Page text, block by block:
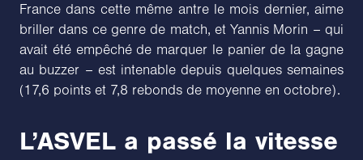
France dans cette même antre le mois dernier, aime
briller dans ce genre de match, et Yannis Morin – qui
avait été empêché de marquer le panier de la gagne
au buzzer – est intenable depuis quelques semaines
(17,6 points et 7,8 rebonds de moyenne en octobre).
L’ASVEL a passé la vitesse